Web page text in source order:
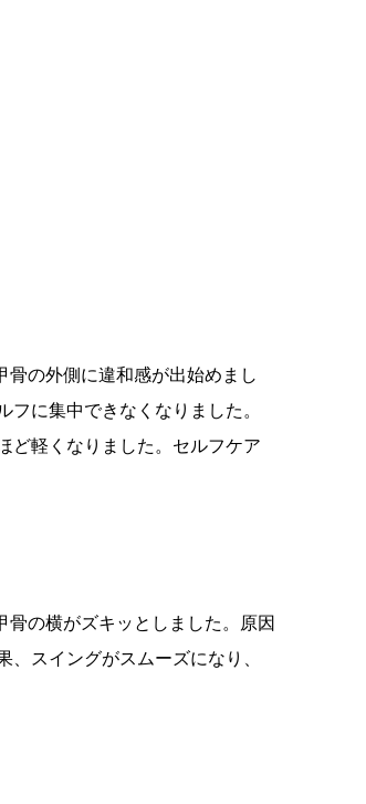
骨の外側に違和感が出始めまし
に集中できなくなりました。
ど軽くなりました。セルフケア
の横がズキッとしました。原因
スイングがスムーズになり、